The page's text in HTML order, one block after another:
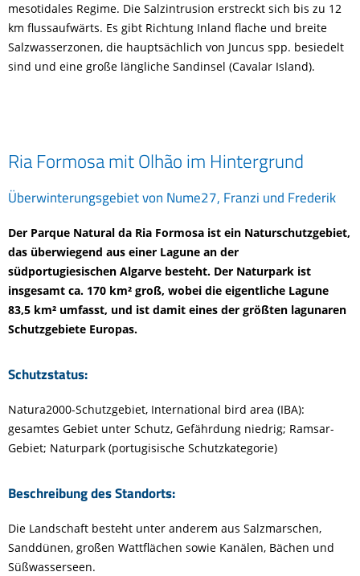
mesotidales Regime. Die Salzintrusion erstreckt sich bis zu 12
km flussaufwärts. Es gibt Richtung Inland flache und breite
Salzwasserzonen, die hauptsächlich von Juncus spp. besiedelt
sind und eine große längliche Sandinsel (Cavalar Island).
Ria Formosa mit Olhão im Hintergrund
Überwinterungsgebiet von Nume27, Franzi und Frederik
Der Parque Natural da Ria Formosa ist ein Naturschutzgebiet,
das überwiegend aus einer Lagune an der
südportugiesischen Algarve besteht. Der Naturpark ist
insgesamt ca. 170 km² groß, wobei die eigentliche Lagune
83,5 km² umfasst, und ist damit eines der größten lagunaren
Schutzgebiete Europas.
Schutzstatus:
Natura2000-Schutzgebiet, International bird area (IBA):
gesamtes Gebiet unter Schutz, Gefährdung niedrig; Ramsar-
Gebiet; Naturpark (portugisische Schutzkategorie)
Beschreibung des Standorts:
Die Landschaft besteht unter anderem aus Salzmarschen,
Sanddünen, großen Wattflächen sowie Kanälen, Bächen und
Süßwasserseen.